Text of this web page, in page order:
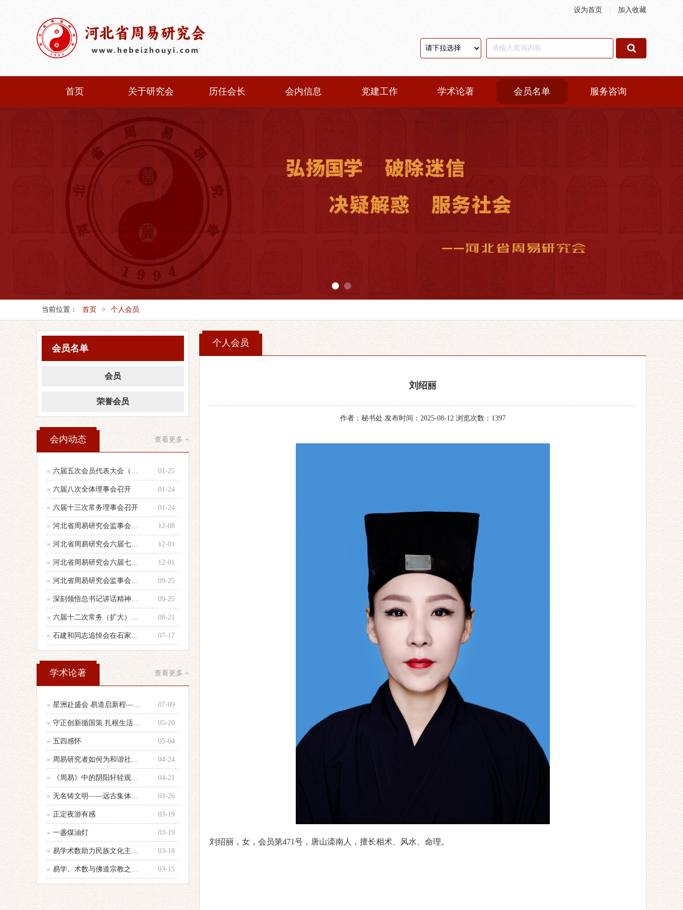
设为首页 加入收藏
首页 关于研究会 历任会长 会内信息 党建工作 学术论著 会员名单 服务咨询
当前位置：
首页 > 个人会员
会员名单
会员
荣誉会员
会内动态 查看更多 +
» 六届五次会员代表大会（乙巳年会）举行 01-25
» 六届八次全体理事会召开 01-24
» 六届十三次常务理事会召开 01-24
» 河北省周易研究会监事会召开年度第二次 12-08
» 河北省周易研究会六届七次全体理事会顺 12-01
» 河北省周易研究会六届七次理事会会议纪 12-01
» 河北省周易研究会监事会召开会议 09-25
» 深刻领悟总书记讲话精神，认真做好当前 09-25
» 六届十二次常务（扩大）会议召开 08-21
» 石建和同志追悼会在石家庄殡仪馆举行 07-17
学术论著 查看更多 +
» 星洲赴盛会 易道启新程——参加第33 07-09
» 守正创新循国策 扎根生活践国学 — 05-20
» 五四感怀 05-04
» 周易研究者如何为和谐社会建设服务的心 04-24
» 《周易》中的阴阳轩轾观念浅析——以十 04-21
» 无名铸文明——远古集体智慧的文化图腾 03-26
» 正定夜游有感 03-19
» 一盏煤油灯 03-19
» 易学术数助力民族文化主体性建设 03-18
» 易学、术数与佛道宗教之辨别 03-15
个人会员
刘绍丽
作者：秘书处 发布时间：2025-08-12 浏览次数：1397
刘绍丽，女，会员第471号，唐山滦南人，擅长相术、风水、命理。